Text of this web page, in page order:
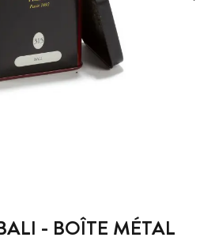
- BOÎTE MÉTAL